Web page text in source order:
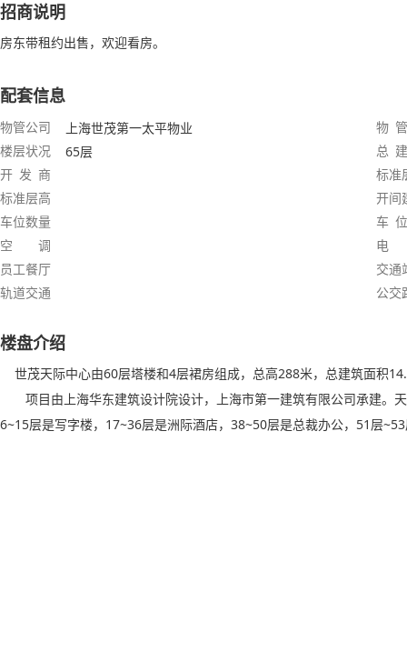
招商说明
房东带租约出售，欢迎看房。
配套信息
物管公司 上海世茂第一太平物业
物
楼层状况
65层
总
开 发 商
标准
标准层高
开间
车位数量
车
空 调
电
员工餐厅
交通
轨道交通
公交
楼盘介绍
世茂天际中心由60层塔楼和4层裙房组成，总高288米，总建筑面积
项目由上海华东建筑设计院设计，上海市第一建筑有限公司承建。
6~15层是写字楼，17~36层是洲际酒店，38~50层是总裁办公，51层